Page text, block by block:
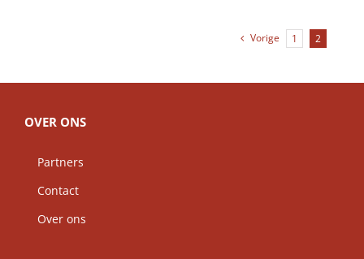
Vorige 1 2
OVER ONS
Partners
Contact
Over ons